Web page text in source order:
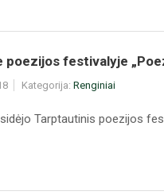
poezijos festivalyje
Kategorija: Renginiai
Tarptautinis poezijos